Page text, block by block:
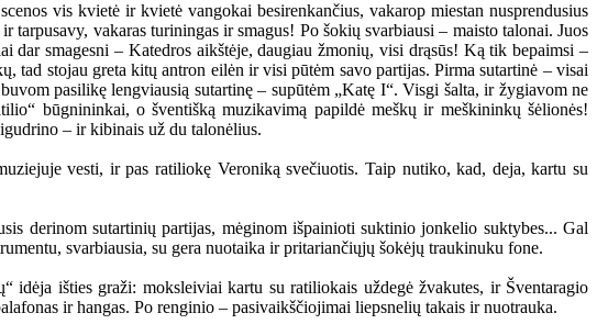
vis kvietė ir kvietė vangokai besirenkančius, vakarop miestan nusprendusius
vakaras turiningas ir smagus! Po šokių svarbiausi – maisto talonai. Juos
dar smagesni – Katedros aikštėje, daugiau žmonių, visi drąsūs! Ką tik bepaimsi –
tad stojau greta kitų antron eilėn ir visi pūtėm savo partijas. Pirma sutartinė – visai
pasilikę lengviausią sutartinę – supūtėm „Katę I“. Visgi šalta, ir žygiavom ne
būgnininkai, o šventišką muzikavimą papildė meškų ir meškininkų šėlionės!
– ir kibinais už du talonėlius.
vesti, ir pas ratiliokę Veroniką svečiuotis. Taip nutiko, kad, deja, kartu su
derinom sutartinių partijas, mėginom išpainioti suktinio jonkelio suktybes... Gal
svarbiausia, su gera nuotaika ir pritariančiųjų šokėjų traukinuku fone.
idėja išties graži: moksleiviai kartu su ratiliokais uždegė žvakutes, ir Šventaragio
ir hangas. Po renginio – pasivaikščiojimai liepsnelių takais ir nuotrauka.